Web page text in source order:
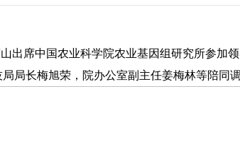
出席中国农业科学院农业基因组研究所参加
局长梅旭荣，院办公室副主任姜梅林等陪同调